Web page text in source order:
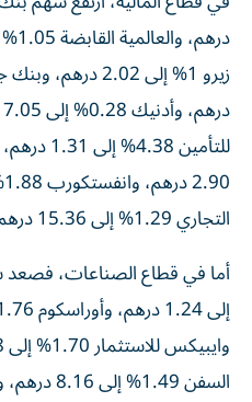
التجاري 1.29% إلى 15.36 درهم.